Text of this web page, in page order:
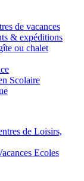
de vacances
& expéditions
ou chalet
Scolaire
de Loisirs,
Ecoles